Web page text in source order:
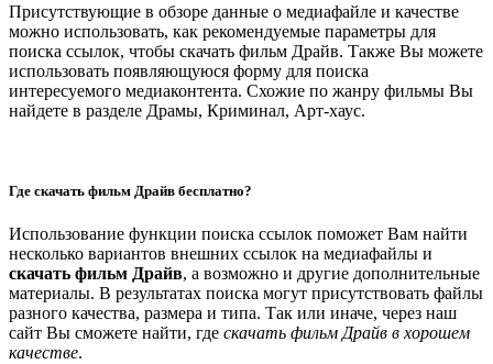
Присутствующие в обзоре данные о медиафайле и качестве
можно использовать, как рекомендуемые параметры для
поиска ссылок, чтобы скачать фильм Драйв. Также Вы можете
использовать появляющуюся форму для поиска
интересуемого медиаконтента. Схожие по жанру фильмы Вы
найдете в разделе Драмы, Криминал, Арт-хаус.
Где скачать фильм Драйв бесплатно?
Использование функции поиска ссылок поможет Вам найти
несколько вариантов внешних ссылок на медиафайлы и
скачать фильм Драйв, а возможно и другие дополнительные
материалы. В результатах поиска могут присутствовать файлы
разного качества, размера и типа. Так или иначе, через наш
сайт Вы сможете найти, где скачать фильм Драйв в хорошем
качестве.